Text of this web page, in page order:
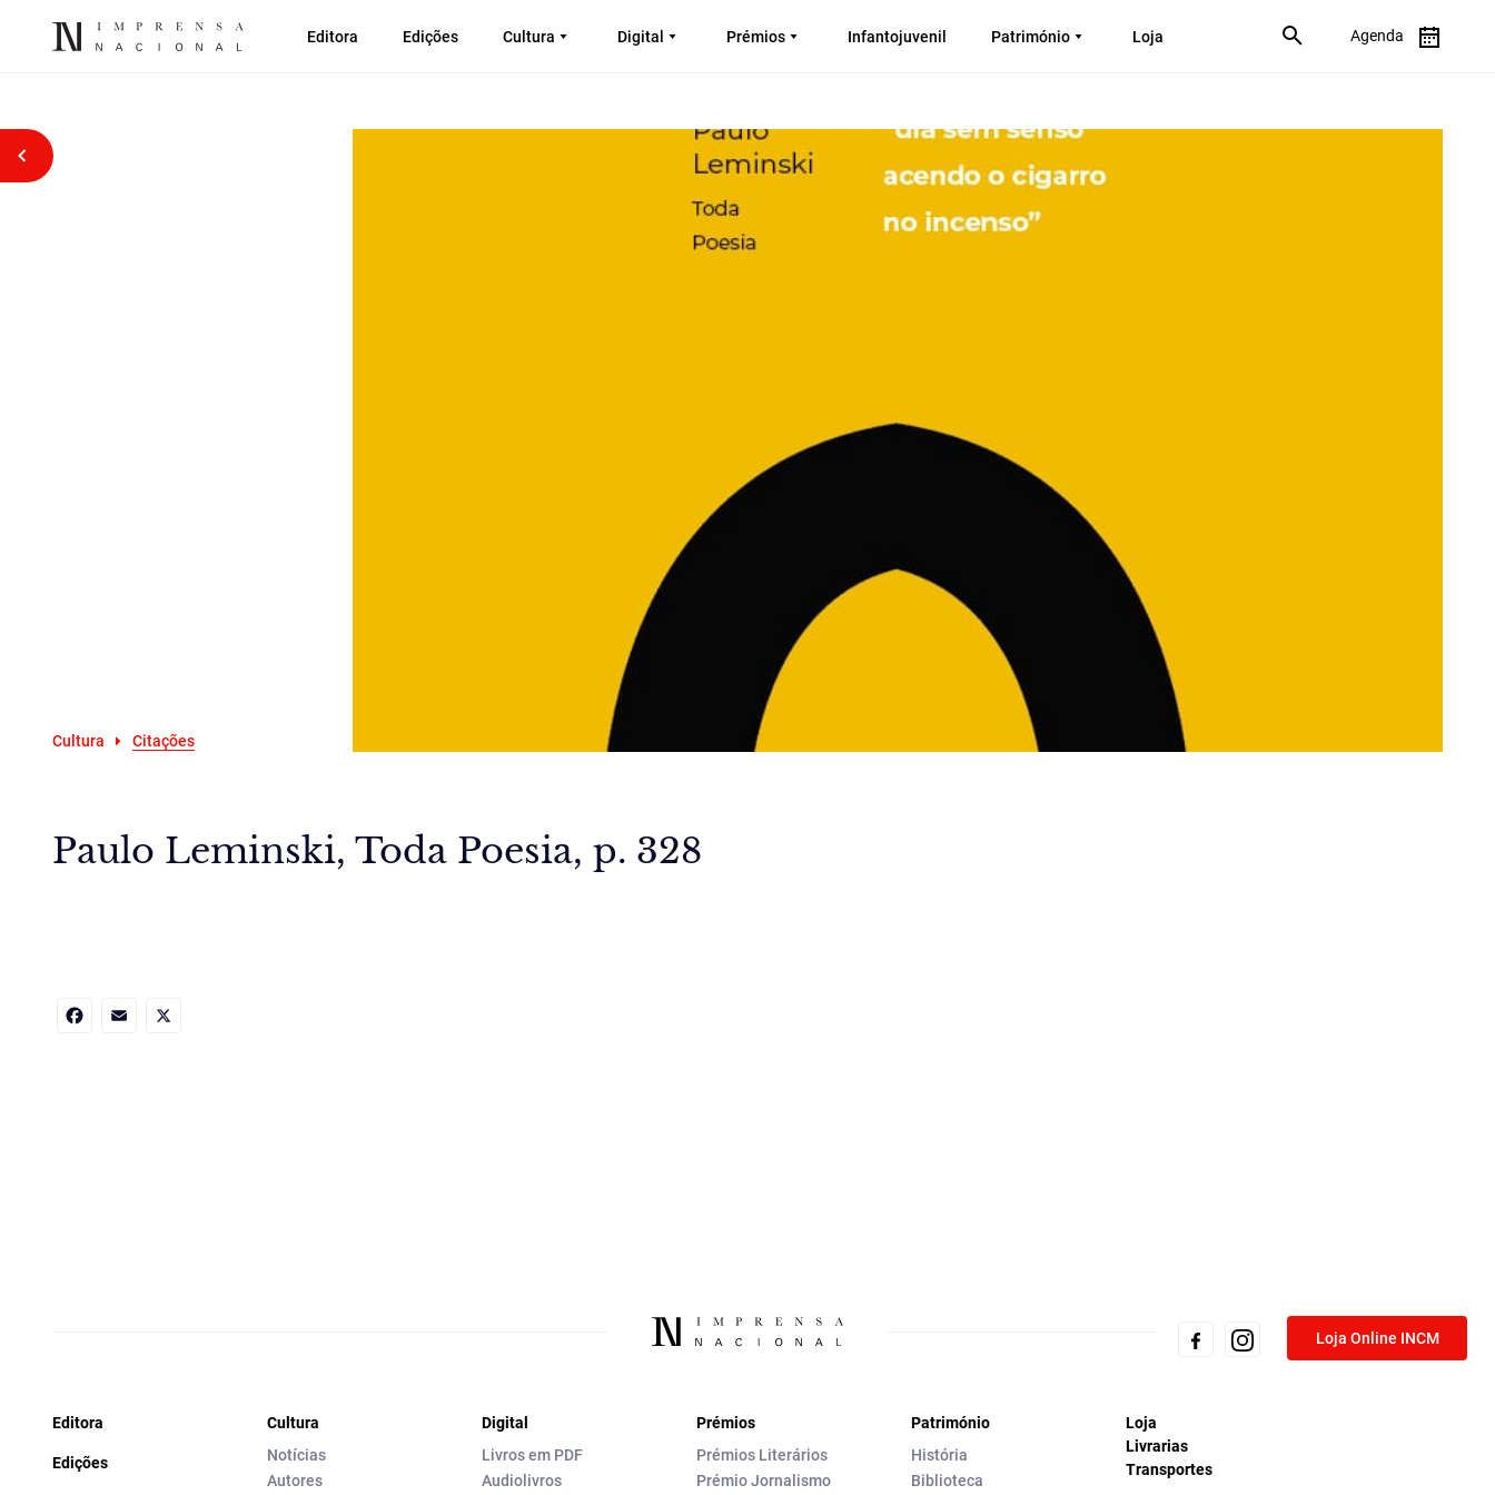
Editora Edições Cultura Digital Prémios Infantojuvenil Património Loja Agenda
Voltar atrás
Cultura Citações
Paulo Leminski, Toda Poesia, p. 328
Loja Online INCM
Editora
Edições
Cultura
Notícias
Autores
Digital
Livros em PDF
Audiolivros
Prémios
Prémios Literários
Prémio Jornalismo
Património
História
Biblioteca
Loja
Livrarias
Transportes